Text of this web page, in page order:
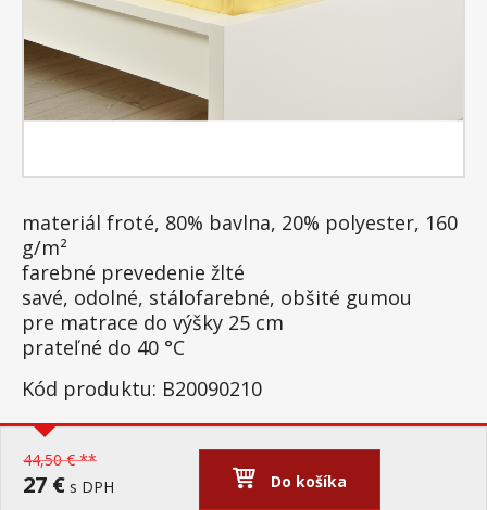
materiál froté, 80% bavlna, 20% polyester, 160
g/m²
farebné prevedenie žlté
savé, odolné, stálofarebné, obšité gumou
pre matrace do výšky 25 cm
prateľné do 40 °C
Kód produktu: B20090210
44,50 € **
27 € s DPH Do košíka